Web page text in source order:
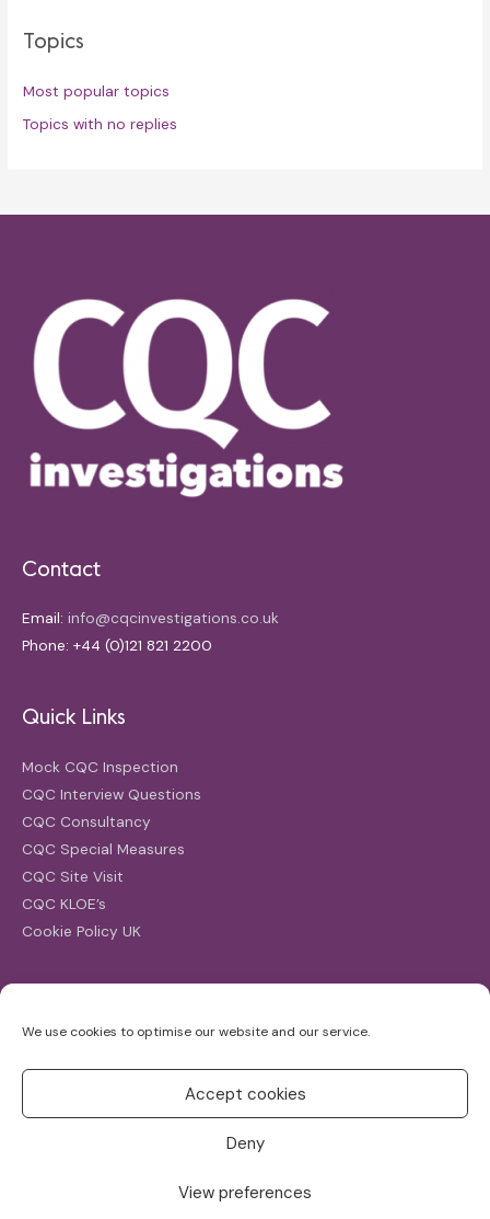
We use cookies to optimise our website and our service.
Accept cookies
Deny
View preferences
Topics
Most popular topics
Topics with no replies
Contact
Email: info@cqcinvestigations.co.uk
Phone: +44 (0)121 821 2200
Quick Links
Mock CQC Inspection
CQC Interview Questions
CQC Consultancy
CQC Special Measures
CQC Site Visit
CQC KLOE’s
Cookie Policy UK
for: